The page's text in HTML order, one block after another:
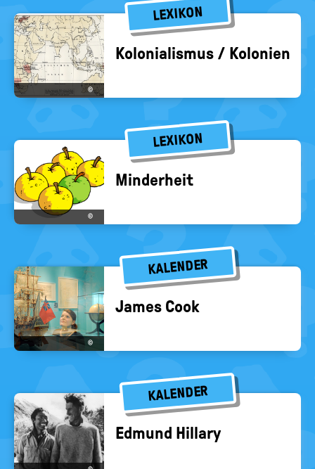
LEXIKON
©
Ko­lo­nia­lis­mus / Ko­lo­nien
LEXIKON
©
Min­der­heit
KALENDER
©
James Cook
KALENDER
Ed­mund Hil­la­ry